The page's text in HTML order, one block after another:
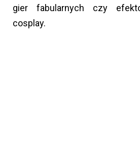
gier fabularnych czy
cosplay.